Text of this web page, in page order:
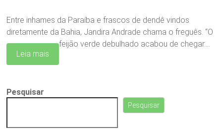
Entre inhames da Paraíba e frascos de dendê vindos
diretamente da Bahia, Jandira Andrade chama o freguês. “O
feijão verde debulhado acabou de chegar.…
Leia mais
Pesquisar
Pesquisar